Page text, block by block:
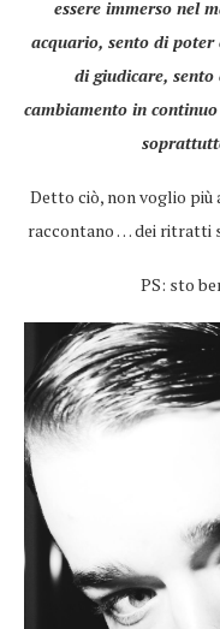
essere immerso nel
acquario, sento di poter
di giudicare, sento
cambiamento in
Detto ciò, non voglio più
raccontano … dei ritratti
PS: sto